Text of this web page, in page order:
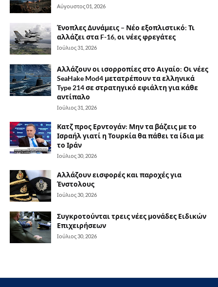
Αύγουστος 01, 2026
Ένοπλες Δυνάμεις – Νέο εξοπλιστικό: Τι
αλλάζει στα F-16, οι νέες φρεγάτες
Ιούλιος 31, 2026
Αλλάζουν οι ισορροπίες στο Αιγαίο: Οι νέες
SeaHake Mod4 μετατρέπουν τα ελληνικά
Type 214 σε στρατηγικό εφιάλτη για κάθε
αντίπαλο
Ιούλιος 31, 2026
Κατζ προς Ερντογάν: Μην τα βάζεις με το
Ισραήλ γιατί η Τουρκία θα πάθει τα ίδια με
το Ιράν
Ιούλιος 30, 2026
Αλλάζουν εισφορές και παροχές για
Ένστολους
Ιούλιος 30, 2026
Συγκροτούνται τρεις νέες μονάδες Ειδικών
Επιχειρήσεων
Ιούλιος 30, 2026